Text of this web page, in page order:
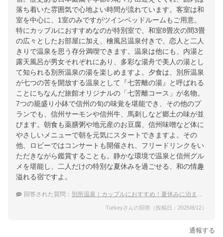
落ち着いた雰囲気で心地よい時間が流れています。客室は和
室を中心に、1室のみですがツインベッドルームもご用意。
特にカップルにおすすめなのが特別室で、和室8畳次の間3畳
の広々としたお部屋に加え、檜風呂温泉付きで、恋人と二人
きりで温泉を思う存分満喫できます。温泉は他にも、内湯と
露天風呂が男女それぞれにあり、多彩な湯舟で美人の湯とし
て知られる別所温泉の湯を楽しめますよ。夕食は、別所温泉
が七つの苦を開放する温泉として『七苦離の湯』と呼ばれる
ことにちなんだ旅館オリジナルの「七苦離コース」が名物。
7つの籠盛り小鉢で信州の旬の味覚を堪能でき、その他のプ
ランでも、信州サーモンや信州牛、馬刺しなど郷土の味が並
びます。朝食も薬膳粥や地元産のお豆腐、信州味噌など体に
やさしいメニューで朝を元気にスタートできますよ。その
他、ロビーではコンサートも開催され、フリードリンクをい
ただきながら鑑賞することも。静かな環境で温泉と信州グル
メを堪能し、二人だけの特別な夏休みを過ごせる、和の情趣
溢れる宿ですよ。
回答された質問： 別所温泉｜カップルにおすすめ！夏休みに泊まりたい宿は？
Turkeyさんの回答（投稿日：2025/8/12）
通報する